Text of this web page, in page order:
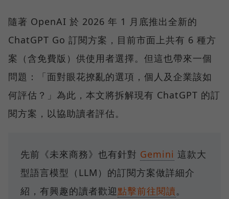
隨著 OpenAI 於 2026 年 1 月底推出全新的
ChatGPT Go 訂閱方案，目前市面上共有 6 種方
案（含免費版）供使用者選擇。但這也帶來一個
問題：「面對眼花撩亂的選項，個人及企業該如
何評估？」為此，本文將拆解現有 ChatGPT 的訂
閱方案，以協助讀者評估。
先前《未來商務》也有針對 Gemini 這款大
型語言模型（LLM）的訂閱方案做詳細介
紹，有興趣的讀者歡迎點擊前往閱讀。